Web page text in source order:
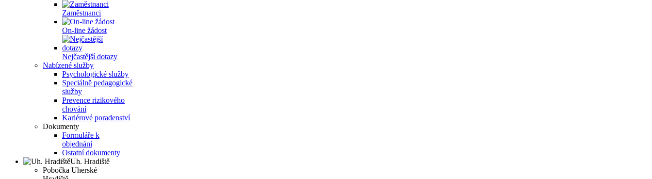
Zaměstnanci
On-line žádost
Nejčastější dotazy
Nabízené služby
Psychologické služby
Speciálně pedagogické
služby
Prevence rizikového
chování
Kariérové poradenství
Dokumenty
Formuláře k
objednání
Ostatní dokumenty
Uh. Hradiště
Pobočka Uherské